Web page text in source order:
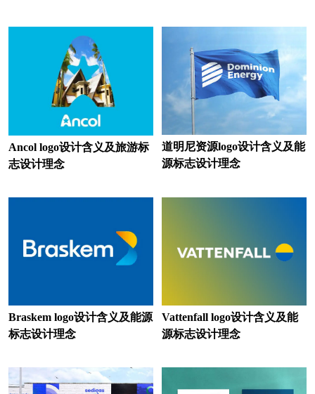
经济型汽车品牌logo设计
家电logo设计 建筑logo设计
家庭音响logo设计 建材logo设计
家私logo设计
酒店logo设计 金融logo设计
客车logo设计 开关插座logo设计
会计师logo设计 科技大学logo设计
蓝色logo设计 零食logo设计
烈酒logo设计 轮胎logo设计
Ancol logo设计含义及旅游标
志设计理念
道明尼资源logo设计含义及能
源标志设计理念
Braskem logo设计含义及能源
标志设计理念
Vattenfall logo设计含义及能
源标志设计理念